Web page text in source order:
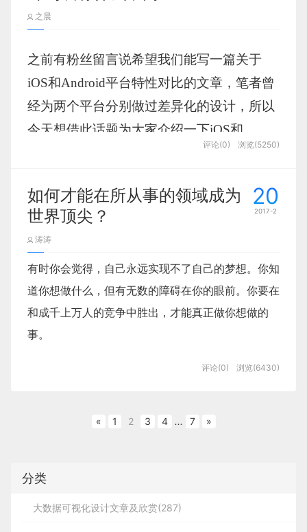
之晨
之前有粉丝留言说希望我们能写一篇关于
iOS和Android平台特性对比的文章，笔者曾
经为两个平台分别做过差异化的设计，所以
今天想借此话题为大家介绍一下iOS和
Android两个系统在设计方面的差异之处，
己的设计当中。
作为智能手机的最大的两个阵营，iOS和
Android系统差异一向都是大家津津乐道的
话题，其中内容通常是围绕“机器性能好不
好，打开软件卡不卡”“摄像头的像素高不
高，拍出来的自己美不美”“外观是不是有
直接运用于Android系统。我们自然可以理
解这样做是为了节省成本和更快的迭代，但
评论(0) 浏览(5250)
20
2017-2
如何才能在所从事的领域成为
世界顶尖？
涛涛
有时你会觉得，自己永远实现不了自己的梦想。你知
道你想做什么，但有无数的障碍在你的眼前。你要在
和成千上万人的竞争中胜出，才能真正做你想做的
事。
你要如何摆脱这种激烈竞争？你的进步速度要有多
何才能实现所需的飞跃，从千万人当中脱颖而出？
的时间有限。下班后你还要处理生活琐事，很容易就
能也会因为违背了自己对自己的承诺而感到内疚。
评论(0) 浏览(6430)
« 1 2 3 4 ... 7 »
分类
大数据可视化设计文章及欣赏(287)